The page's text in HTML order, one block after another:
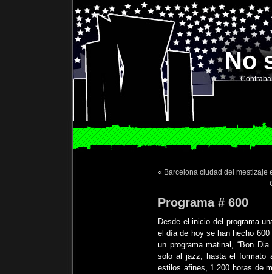
No
« Barcelona ciudad del mestizaje
Programa # 600
Desde el inicio del programa
el día de hoy se han hecho
un programa matinal, “Bon
solo al jazz, hasta el formato
estilos afines, 1.200 horas de